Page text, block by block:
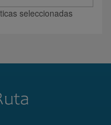
seleccionadas